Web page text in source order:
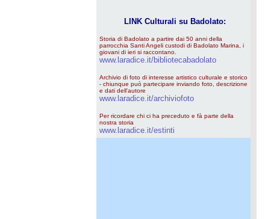
LINK Culturali su Badolato:
Storia di Badolato a partire dai 50 anni della
parrocchia Santi Angeli custodi di Badolato Marina, i
giovani di ieri si raccontano.
www.laradice.it/bibliotecabadolato
Archivio di foto di interesse artistico culturale e storico
- chiunque può partecipare inviando foto, descrizione
e dati dell'autore
www.laradice.it/archiviofoto
Per ricordare chi ci ha preceduto e fà parte della
nostra storia
www.laradice.it/estinti